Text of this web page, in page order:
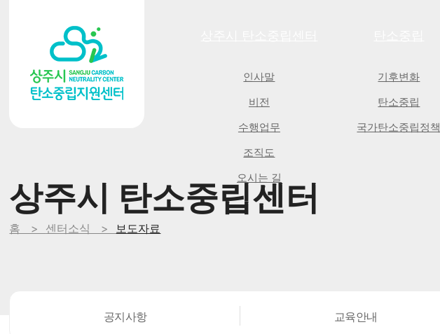
인사말
비전
수행업무
조직도
오시는 길
기후변화
탄소중립
국가탄소중립정책
상주시 탄소중립센터
홈 > 센터소식 > 보도자료
공지사항 교육안내